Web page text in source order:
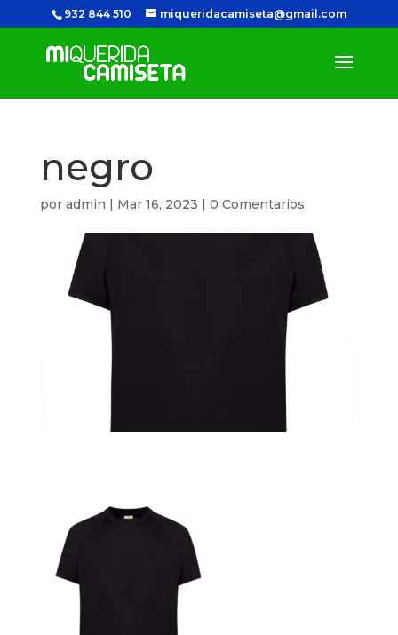
932 844 510 miqueridacamiseta@gmail.com
negro
por admin | Mar 16, 2023 | 0 Comentarios